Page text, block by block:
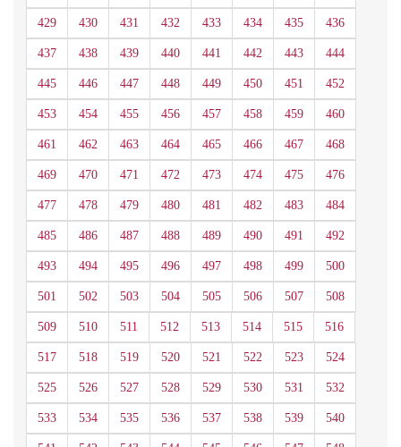
429 430 431 432 433 434 435 436
437 438 439 440 441 442 443 444
445 446 447 448 449 450 451 452
453 454 455 456 457 458 459 460
461 462 463 464 465 466 467 468
469 470 471 472 473 474 475 476
477 478 479 480 481 482 483 484
485 486 487 488 489 490 491 492
493 494 495 496 497 498 499 500
501 502 503 504 505 506 507 508
509 510 511 512 513 514 515 516
517 518 519 520 521 522 523 524
525 526 527 528 529 530 531 532
533 534 535 536 537 538 539 540